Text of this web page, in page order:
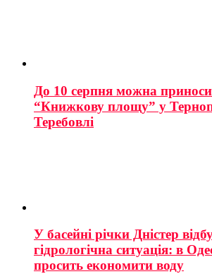
До 10 серпня можна
“Книжкову площу” у
Теребовлі
У басейні річки Дністер
гідрологічна ситуація: в
просить економити воду